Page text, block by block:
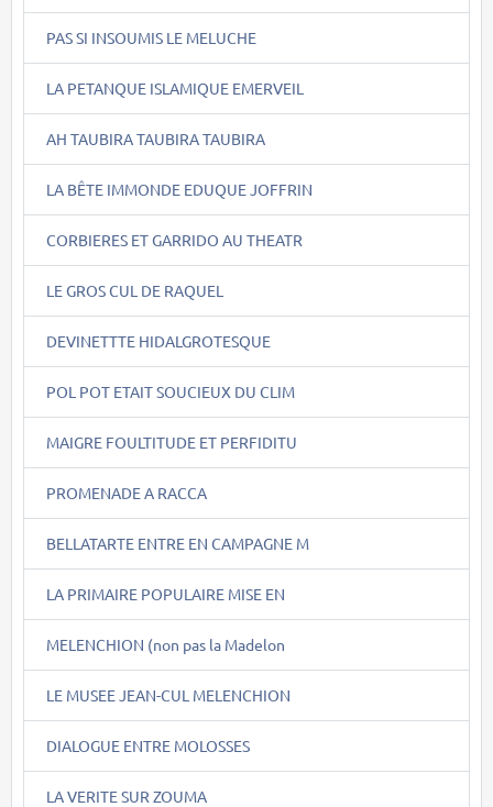
PAS SI INSOUMIS LE MELUCHE
LA PETANQUE ISLAMIQUE EMERVEIL
AH TAUBIRA TAUBIRA TAUBIRA
LA BÊTE IMMONDE EDUQUE JOFFRIN
CORBIERES ET GARRIDO AU THEATR
LE GROS CUL DE RAQUEL
DEVINETTTE HIDALGROTESQUE
POL POT ETAIT SOUCIEUX DU CLIM
MAIGRE FOULTITUDE ET PERFIDITU
PROMENADE A RACCA
BELLATARTE ENTRE EN CAMPAGNE M
LA PRIMAIRE POPULAIRE MISE EN
MELENCHION (non pas la Madelon
LE MUSEE JEAN-CUL MELENCHION
DIALOGUE ENTRE MOLOSSES
LA VERITE SUR ZOUMA